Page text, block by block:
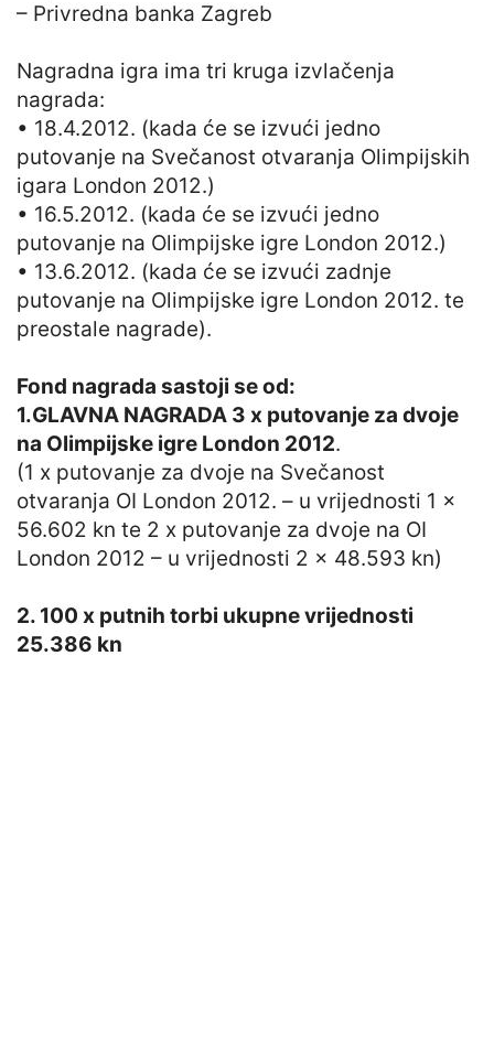
– Privredna banka Zagreb
Nagradna igra ima tri kruga izvlačenja
nagrada:
• 18.4.2012. (kada će se izvući jedno
putovanje na Svečanost otvaranja Olimpijskih
igara London 2012.)
• 16.5.2012. (kada će se izvući jedno
putovanje na Olimpijske igre London 2012.)
• 13.6.2012. (kada će se izvući zadnje
putovanje na Olimpijske igre London 2012. te
preostale nagrade).
Fond nagrada sastoji se od:
1.GLAVNA NAGRADA 3 x putovanje za dvoje
na Olimpijske igre London 2012.
(1 x putovanje za dvoje na Svečanost
otvaranja OI London 2012. – u vrijednosti 1 x
56.602 kn te 2 x putovanje za dvoje na OI
London 2012 – u vrijednosti 2 x 48.593 kn)
2. 100 x putnih torbi ukupne vrijednosti
25.386 kn